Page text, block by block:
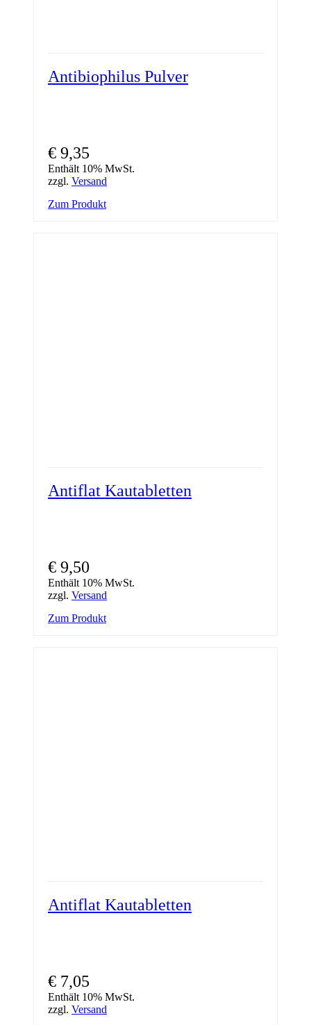
Antibiophilus Pulver
€ 9,35
Enthält 10% MwSt.
zzgl. Versand
Zum Produkt
Antiflat Kautabletten
€ 9,50
Enthält 10% MwSt.
zzgl. Versand
Zum Produkt
Antiflat Kautabletten
€ 7,05
Enthält 10% MwSt.
zzgl. Versand